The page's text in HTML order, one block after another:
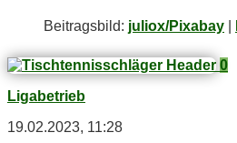
Bei­trags­bild: juliox/Pixabay
0
Ligabetrieb
19.02.2023, 11:28